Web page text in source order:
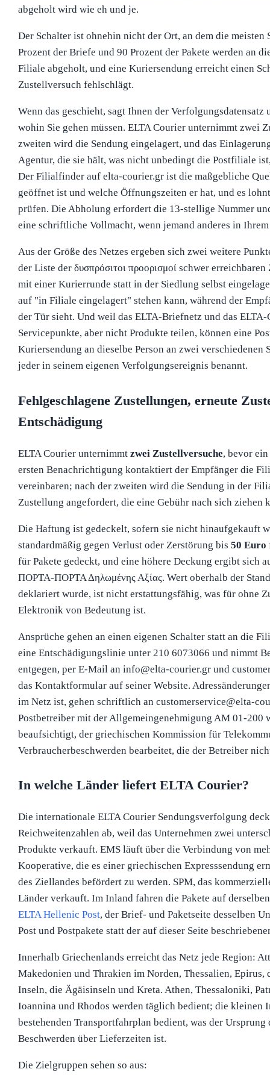
abgeholt wird wie eh und je.
Der Schalter ist ohnehin nicht der Ort, an dem die meisten
Prozent der Briefe und 90 Prozent der Pakete werden an
Filiale abgeholt, und eine Kuriersendung erreicht einen
Zustellversuch fehlschlägt.
Wenn das geschieht, sagt Ihnen der
wohin Sie gehen müssen. ELTA Courier unternimmt zwei
zweiten wird die Sendung eingelagert, und das
Agentur, die sie hält, was nicht unbedingt die Postfiliale
Der Filialfinder auf elta-courier.gr ist die maßgebliche
geöffnet ist und welche Öffnungszeiten er hat, und es
prüfen. Die Abholung erfordert die 13-stellige Nummer
eine schriftliche Vollmacht, wenn jemand anderes in
Aus der Größe des Netzes ergeben sich zwei weitere
der Liste der δυσπρόσιτοι προορισμοί schwer
mit einer Kurierrunde statt in der Siedlung selbst
auf "in Filiale eingelagert" stehen kann, während der
der Tür sieht. Und weil das ELTA-Briefnetz und das
Servicepunkte, aber nicht Produkte teilen, können eine
Kuriersendung an dieselbe Person an zwei verschiedenen
jeder in seinem eigenen Verfolgungsereignis benannt.
Fehlgeschlagene Zustellungen, erneute
Entschädigung
ELTA Courier unternimmt zwei Zustellversuche, bevor
ersten Benachrichtigung kontaktiert der Empfänger die
vereinbaren; nach der zweiten wird die Sendung in der
Zustellung angefordert, die eine Gebühr nach sich ziehen
Die Haftung ist gedeckelt, sofern sie nicht hinaufgekauft
standardmäßig gegen Verlust oder Zerstörung bis 50 Euro
für Pakete gedeckt, und eine höhere Deckung ergibt sich
ΠΟΡΤΑ-ΠΟΡΤΑ Δηλωμένης Αξίας. Wert oberhalb der
deklariert wurde, ist nicht erstattungsfähig, was für ohne
Elektronik von Bedeutung ist.
Ansprüche gehen an einen eigenen Schalter statt an die
eine Entschädigungslinie unter 210 6073066 und nimmt
entgegen, per E-Mail an info@elta-courier.gr und
das Kontaktformular auf seiner Website.
im Netz ist, gehen schriftlich an customerservice@elta-
Postbetreiber mit der Allgemeingenehmigung AM 01-200
beaufsichtigt, der griechischen Kommission für
Verbraucherbeschwerden bearbeitet, die der Betreiber
In welche Länder liefert ELTA Courier?
Die internationale ELTA Courier Sendungsverfolgung
Reichweitenzahlen ab, weil das Unternehmen zwei
Produkte verkauft. EMS läuft über die Verbindung von
Kooperative, die es einer griechischen Expresssendung
des Ziellandes befördert zu werden. SPM, das
Länder verkauft. Im Inland fahren die Pakete auf
ELTA Hellenic Post, der Brief- und Paketseite desselben
Post und Postpakete statt der auf dieser Seite
Innerhalb Griechenlands erreicht das Netz jede Region:
Makedonien und Thrakien im Norden, Thessalien, Epirus,
Inseln, die Ägäisinseln und Kreta. Athen, Thessaloniki,
Ioannina und Rhodos werden täglich bedient; die kleinen
bestehenden Transportfahrplan bedient, was der
Beschwerden über Lieferzeiten ist.
Die Zielgruppen sehen so aus: